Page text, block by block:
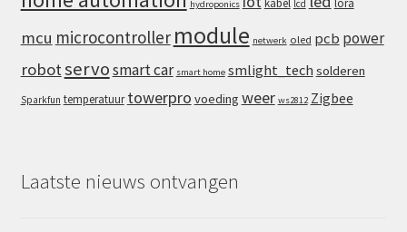
hydroponics kabel lcd lora
mcu microcontroller module netwerk oled pcb power
robotservosmart car smart home smlight_tech solderen
Sparkfun temperatuur towerpro voeding weer ws2812 Zigbee
Laatste nieuws ontvangen